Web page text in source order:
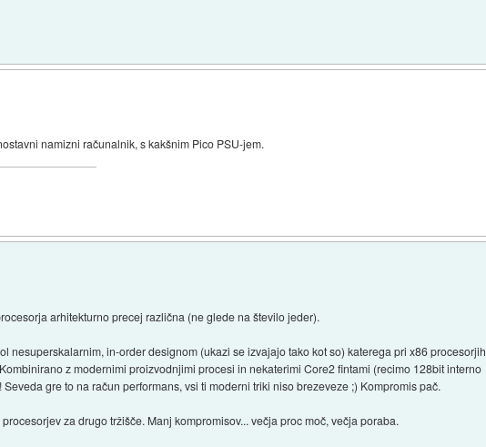
namizni računalnik, s kakšnim Pico PSU-jem.
arhitekturno precej različna (ne glede na število jeder).
nesuperskalarnim, in-order designom (ukazi se izvajajo tako kot so) katerega pri x86 procesorjih
z modernimi proizvodnjimi procesi in nekaterimi Core2 fintami (recimo 128bit interno
gre to na račun performans, vsi ti moderni triki niso brezeveze ;) Kompromis pač.
za drugo tržišče. Manj kompromisov... večja proc moč, večja poraba.